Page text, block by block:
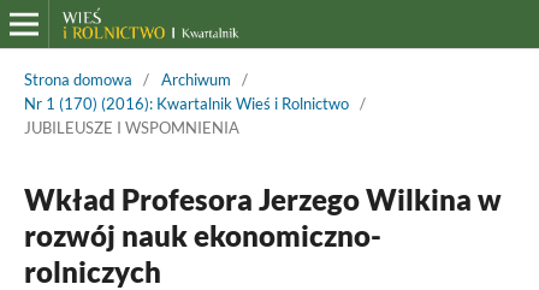
Strona domowa / Archiwum
/
Nr 1 (170) (2016): Kwartalnik Wieś i Rolnictwo /
JUBILEUSZE I WSPOMNIENIA
Wkład Profesora Jerzego Wilkina w
rozwój nauk ekonomiczno-
rolniczych